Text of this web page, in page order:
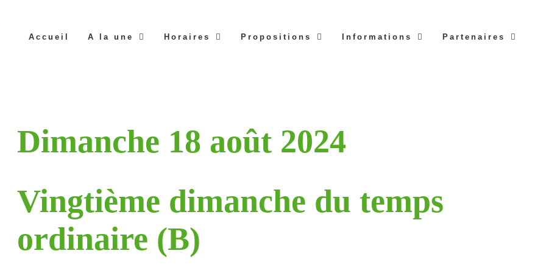
Accueil A la une Horaires Propositions Informations Partenaires
Dimanche 18 août 2024
Vingtième dimanche du temps
ordinaire (B)